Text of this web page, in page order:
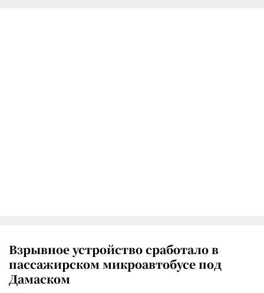
Взрывное устройство сработало в
пассажирском микроавтобусе под
Дамаском